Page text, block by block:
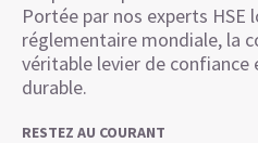
Portée par nos experts HSE
réglementaire mondiale, la
véritable levier de
durable.
RESTEZ AU COURANT